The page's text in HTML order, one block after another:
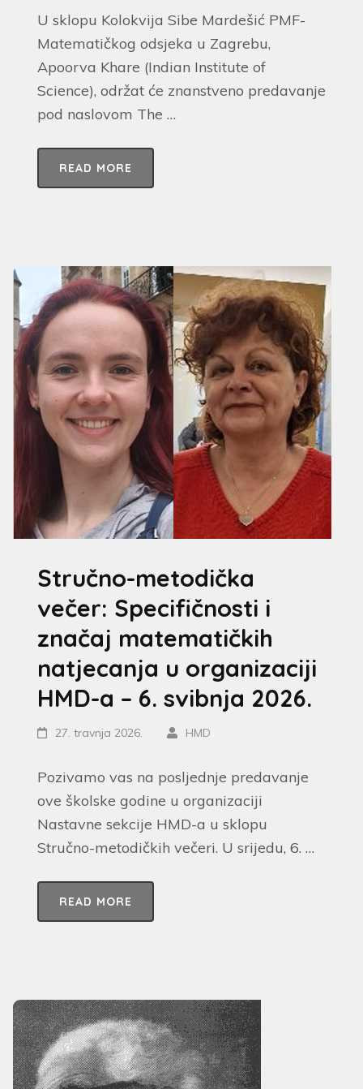
U sklopu Kolokvija Sibe Mardešić PMF-
Matematičkog odsjeka u Zagrebu,
Apoorva Khare (Indian Institute of
Science), održat će znanstveno predavanje
pod naslovom The …
READ MORE
Stručno-metodička
večer: Specifičnosti i
značaj matematičkih
natjecanja u organizaciji
HMD-a – 6. svibnja 2026.
27. travnja 2026. HMD
Pozivamo vas na posljednje predavanje
ove školske godine u organizaciji
Nastavne sekcije HMD-a u sklopu
Stručno-metodičkih večeri. U srijedu, 6. …
READ MORE